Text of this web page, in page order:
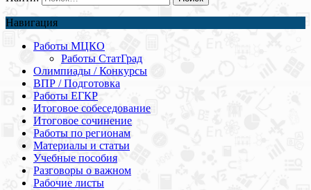
Навигация
Работы МЦКО
Работы СтатГрад
Олимпиады / Конкурсы
ВПР / Подготовка
Работы ЕГКР
Итоговое собеседование
Итоговое сочинение
Работы по регионам
Материалы и статьи
Учебные пособия
Разговоры о важном
Рабочие листы